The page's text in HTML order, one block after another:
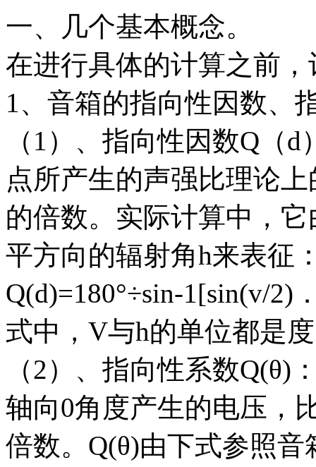
一、几个基本概念。
在进行具体的计算之前
1、音箱的指向性因数、
（1）、指向性因数Q（
点所产生的声强比理论
的倍数。实际计算中，
平方向的辐射角h来表征
Q(d)=180°÷sin-1[sin(v/2)
式中，V与h的单位都是
（2）、指向性系数Q(θ)
轴向0角度产生的电压，
倍数。Q(θ)由下式参照